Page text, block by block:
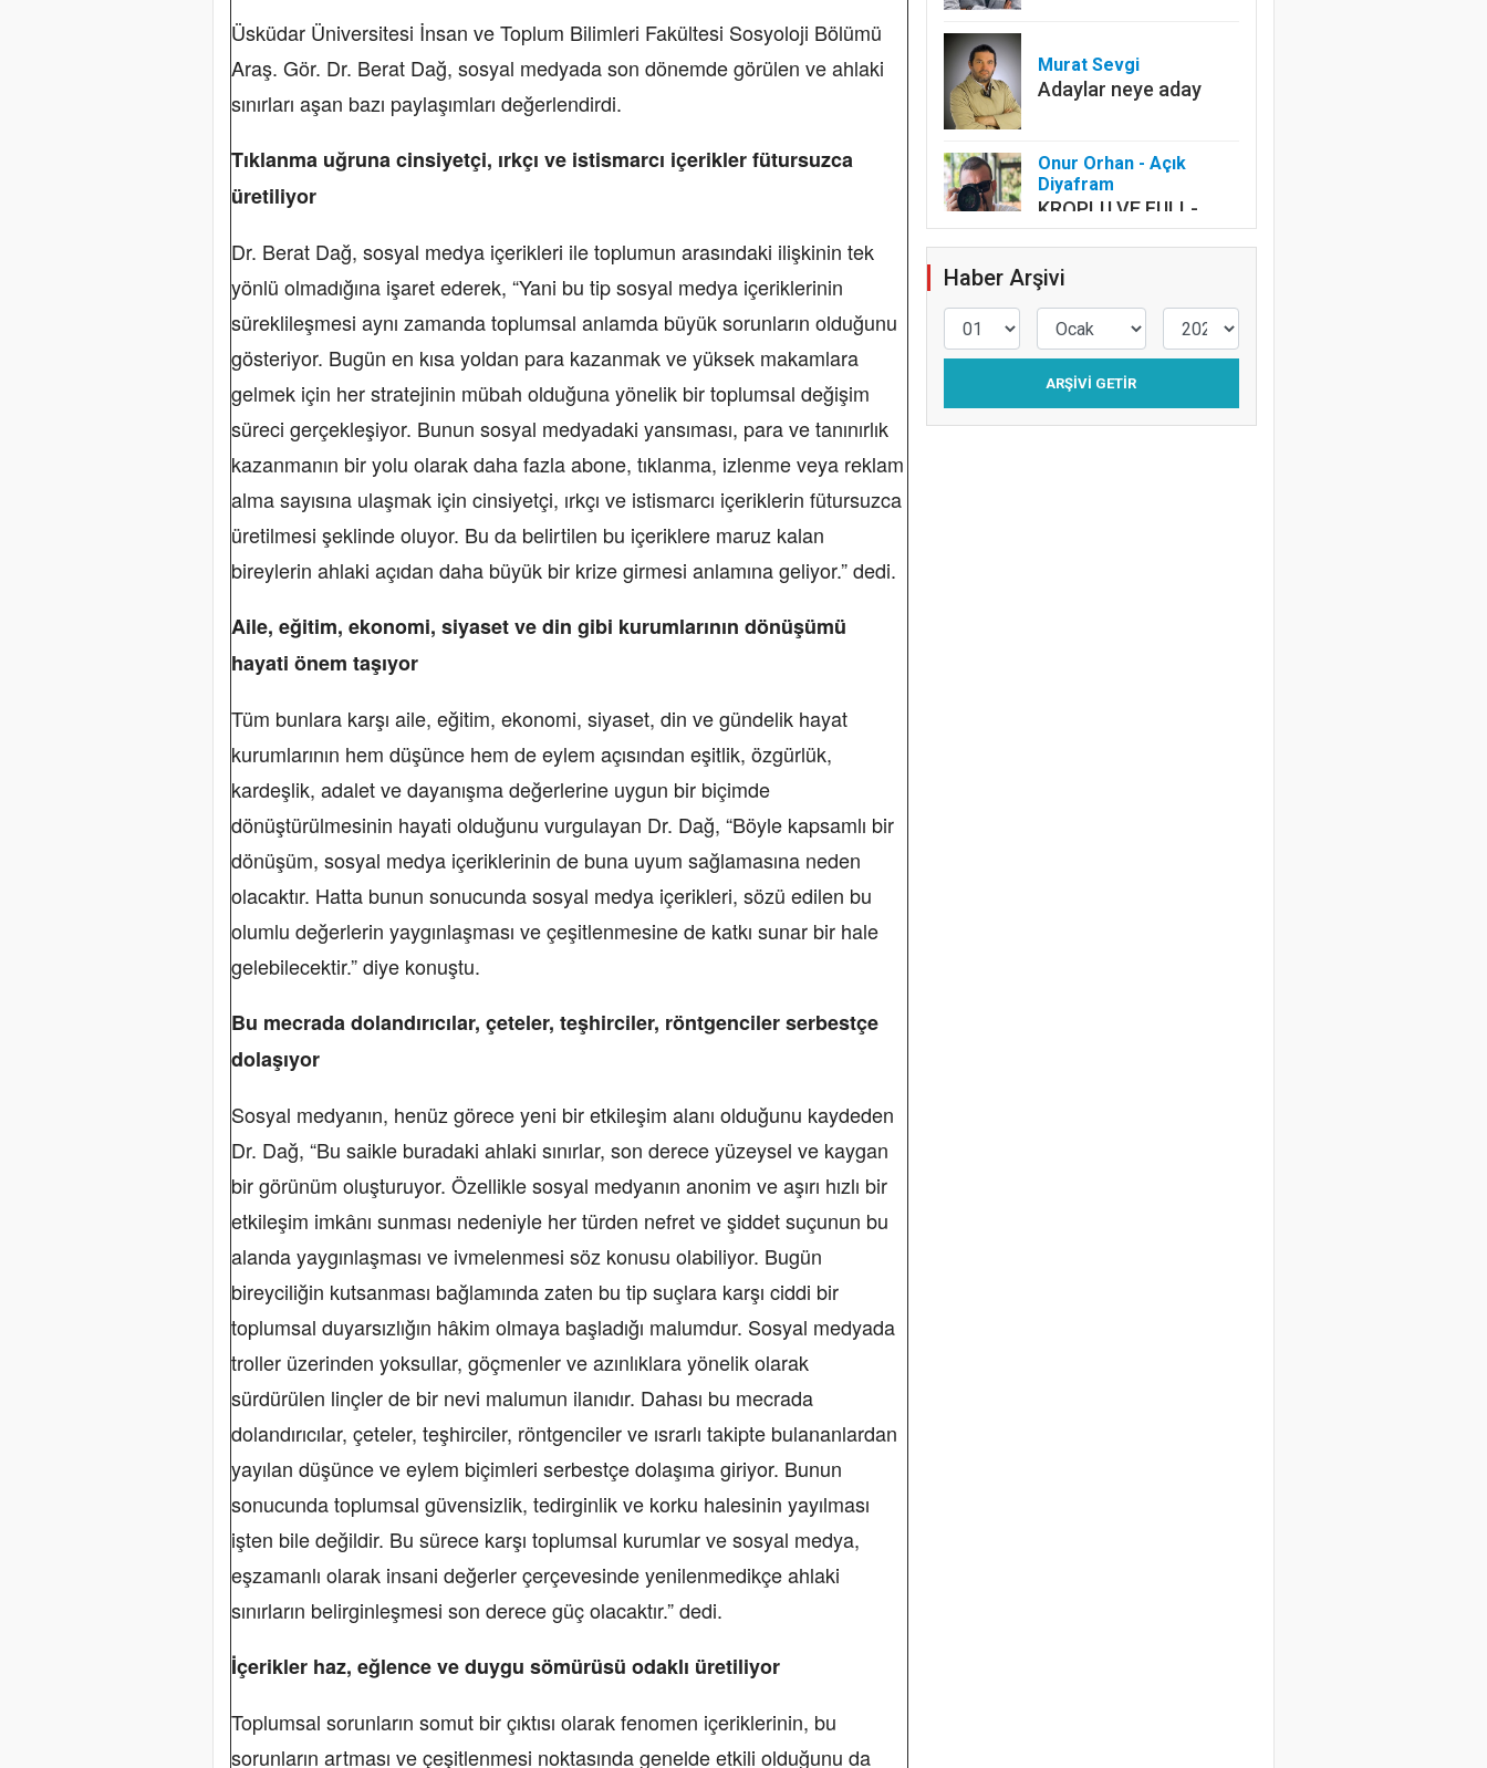
Üsküdar Üniversitesi İnsan ve Toplum Bilimleri Fakültesi Sosyoloji Bölümü
Araş. Gör. Dr. Berat Dağ, sosyal medyada son dönemde görülen ve ahlaki
sınırları aşan bazı paylaşımları değerlendirdi.
Tıklanma uğruna cinsiyetçi, ırkçı ve istismarcı içerikler fütursuzca
üretiliyor
Dr. Berat Dağ, sosyal medya içerikleri ile toplumun arasındaki ilişkinin tek
yönlü olmadığına işaret ederek, “Yani bu tip sosyal medya içeriklerinin
süreklileşmesi aynı zamanda toplumsal anlamda büyük sorunların olduğunu
gösteriyor. Bugün en kısa yoldan para kazanmak ve yüksek makamlara
gelmek için her stratejinin mübah olduğuna yönelik bir toplumsal değişim
süreci gerçekleşiyor. Bunun sosyal medyadaki yansıması, para ve tanınırlık
kazanmanın bir yolu olarak daha fazla abone, tıklanma, izlenme veya reklam
alma sayısına ulaşmak için cinsiyetçi, ırkçı ve istismarcı içeriklerin fütursuzca
üretilmesi şeklinde oluyor. Bu da belirtilen bu içeriklere maruz kalan
bireylerin ahlaki açıdan daha büyük bir krize girmesi anlamına geliyor.” dedi.
Aile, eğitim, ekonomi, siyaset ve din gibi kurumlarının dönüşümü
hayati önem taşıyor
Tüm bunlara karşı aile, eğitim, ekonomi, siyaset, din ve gündelik hayat
kurumlarının hem düşünce hem de eylem açısından eşitlik, özgürlük,
kardeşlik, adalet ve dayanışma değerlerine uygun bir biçimde
dönüştürülmesinin hayati olduğunu vurgulayan Dr. Dağ, “Böyle kapsamlı bir
dönüşüm, sosyal medya içeriklerinin de buna uyum sağlamasına neden
olacaktır. Hatta bunun sonucunda sosyal medya içerikleri, sözü edilen bu
olumlu değerlerin yaygınlaşması ve çeşitlenmesine de katkı sunar bir hale
gelebilecektir.” diye konuştu.
Bu mecrada dolandırıcılar, çeteler, teşhirciler, röntgenciler serbestçe
dolaşıyor
Sosyal medyanın, henüz görece yeni bir etkileşim alanı olduğunu kaydeden
Dr. Dağ, “Bu saikle buradaki ahlaki sınırlar, son derece yüzeysel ve kaygan
bir görünüm oluşturuyor. Özellikle sosyal medyanın anonim ve aşırı hızlı bir
etkileşim imkânı sunması nedeniyle her türden nefret ve şiddet suçunun bu
alanda yaygınlaşması ve ivmelenmesi söz konusu olabiliyor. Bugün
bireyciliğin kutsanması bağlamında zaten bu tip suçlara karşı ciddi bir
toplumsal duyarsızlığın hâkim olmaya başladığı malumdur. Sosyal medyada
troller üzerinden yoksullar, göçmenler ve azınlıklara yönelik olarak
sürdürülen linçler de bir nevi malumun ilanıdır. Dahası bu mecrada
dolandırıcılar, çeteler, teşhirciler, röntgenciler ve ısrarlı takipte bulananlardan
yayılan düşünce ve eylem biçimleri serbestçe dolaşıma giriyor. Bunun
sonucunda toplumsal güvensizlik, tedirginlik ve korku halesinin yayılması
işten bile değildir. Bu sürece karşı toplumsal kurumlar ve sosyal medya,
eşzamanlı olarak insani değerler çerçevesinde yenilenmedikçe ahlaki
sınırların belirginleşmesi son derece güç olacaktır.” dedi.
İçerikler haz, eğlence ve duygu sömürüsü odaklı üretiliyor
Toplumsal sorunların somut bir çıktısı olarak fenomen içeriklerinin, bu
sorunların artması ve çeşitlenmesi noktasında genelde etkili olduğunu da
Murat Sevgi
Adaylar neye aday
Onur Orhan - Açık
Diyafram
KROPLU VE FULL-
FRAME
Levent Silistre
Kafalar Karışık
Haber Arşivi
ARŞIVI GETIR